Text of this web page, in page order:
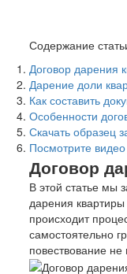
Содержание
Договор дарения
Дарение доли
Как составить
Особенности
Скачать образец
Посмотрите
Договор
В этой статье мы
дарения
происходит
самостоятельно
повествование не